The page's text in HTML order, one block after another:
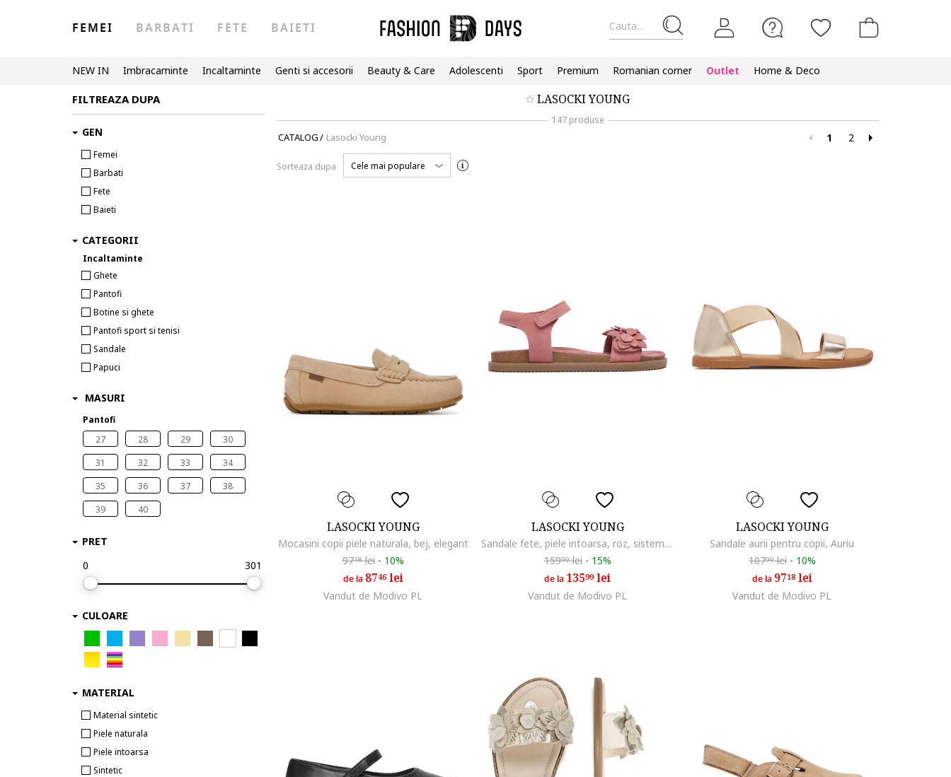
Cauta...
FEMEI BARBATI FETE BAIETI
NEW IN Imbracaminte Incaltaminte Genti si accesorii Beauty & Care Adolescenti Sport Premium Romanian corner Outlet Home & Deco
LASOCKI YOUNG
147 produse
CATALOG/ Lasocki Young 1 2
Sorteaza dupa Cele mai populare
LASOCKI YOUNG
Mocasini copii piele naturala, bej, elegant
9718lei - 10%
de la 8746lei
Vandut de Modivo PL
LASOCKI YOUNG
Sandale fete, piele intoarsa, roz, sistem inchidere Velcro
15999lei - 15%
de la 13599lei
Vandut de Modivo PL
LASOCKI YOUNG
Sandale aurii pentru copii, Auriu
10799lei - 10%
de la 9718lei
Vandut de Modivo PL
FILTREAZA DUPA
GEN
Femei
Barbati
Fete
Baieti
CATEGORII
Incaltaminte
Ghete
Pantofi
Botine si ghete
Pantofi sport si tenisi
Sandale
Papuci
MASURI
Pantofi
27
28 29
30
31
32 33
34
35
36 37
38
39
40
PRET
0
301
CULOARE
MATERIAL
Material sintetic
Piele naturala
Piele intoarsa
Sintetic